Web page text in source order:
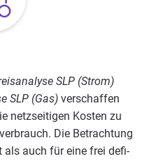
SLP (Strom)
SLP (Gas) ver­schaf­fen
netz­sei­ti­gen Kos­ten zu
Die Betrach­tung
als auch für eine frei defi­